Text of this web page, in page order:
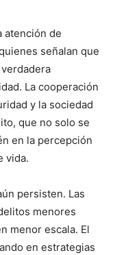
atención de
señalan que
La cooperación
y la sociedad
que no solo se
en la percepción
vida.
persisten. Las
menores
menor escala. El
en estrategias